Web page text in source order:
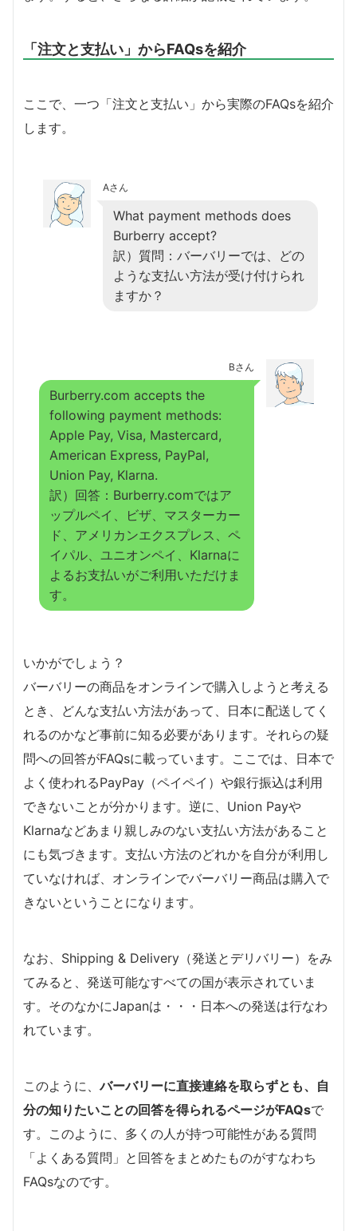
「注文と支払い」からFAQsを紹介
ここで、一つ「注文と支払い」から実際のFAQsを紹介
します。
Aさん
What payment methods does
Burberry accept?
訳）質問：バーバリーでは、どの
ような支払い方法が受け付けられ
ますか？
Bさん
Burberry.com accepts the
following payment methods:
Apple Pay, Visa, Mastercard,
American Express, PayPal,
Union Pay, Klarna.
訳）回答：Burberry.comではア
ップルペイ、ビザ、マスターカー
ド、アメリカンエクスプレス、ペ
イパル、ユニオンペイ、Klarnaに
よるお支払いがご利用いただけま
す。
いかがでしょう？
バーバリーの商品をオンラインで購入しようと考える
とき、どんな支払い方法があって、日本に配送してく
れるのかなど事前に知る必要があります。それらの疑
問への回答がFAQsに載っています。ここでは、日本で
よく使われるPayPay（ペイペイ）や銀行振込は利用
できないことが分かります。逆に、Union Payや
Klarnaなどあまり親しみのない支払い方法があること
にも気づきます。支払い方法のどれかを自分が利用し
ていなければ、オンラインでバーバリー商品は購入で
きないということになります。
なお、Shipping & Delivery（発送とデリバリー）をみ
てみると、発送可能なすべての国が表示されていま
す。そのなかにJapanは・・・日本への発送は行なわ
れています。
このように、バーバリーに直接連絡を取らずとも、自
分の知りたいことの回答を得られるページがFAQsで
す。このように、多くの人が持つ可能性がある質問
「よくある質問」と回答をまとめたものがすなわち
FAQsなのです。